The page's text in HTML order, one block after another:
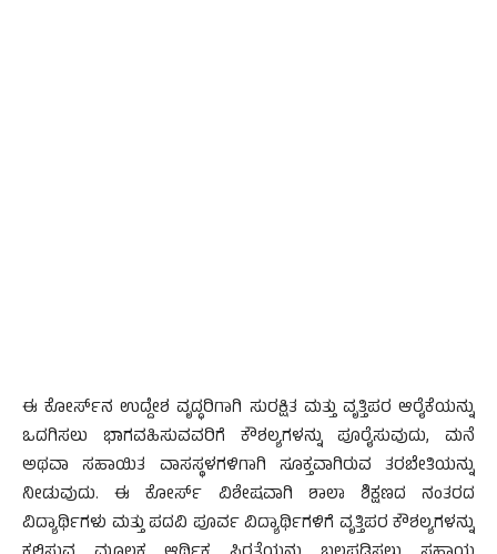
ಈ ಕೋರ್ಸ್‌ನ ಉದ್ದೇಶ ವೃದ್ಧರಿಗಾಗಿ ಸುರಕ್ಷಿತ ಮತ್ತು ವೃತ್ತಿಪರ ಆರೈಕೆಯನ್ನು
ಒದಗಿಸಲು ಭಾಗವಹಿಸುವವರಿಗೆ ಕೌಶಲ್ಯಗಳನ್ನು ಪೂರೈಸುವುದು, ಮನೆ
ಅಥವಾ ಸಹಾಯಿತ ವಾಸಸ್ಥಳಗಳಿಗಾಗಿ ಸೂಕ್ತವಾಗಿರುವ ತರಬೇತಿಯನ್ನು
ನೀಡುವುದು. ಈ ಕೋರ್ಸ್ ವಿಶೇಷವಾಗಿ ಶಾಲಾ ಶಿಕ್ಷಣದ ನಂತರದ
ವಿದ್ಯಾರ್ಥಿಗಳು ಮತ್ತು ಪದವಿ ಪೂರ್ವ ವಿದ್ಯಾರ್ಥಿಗಳಿಗೆ ವೃತ್ತಿಪರ ಕೌಶಲ್ಯಗಳನ್ನು